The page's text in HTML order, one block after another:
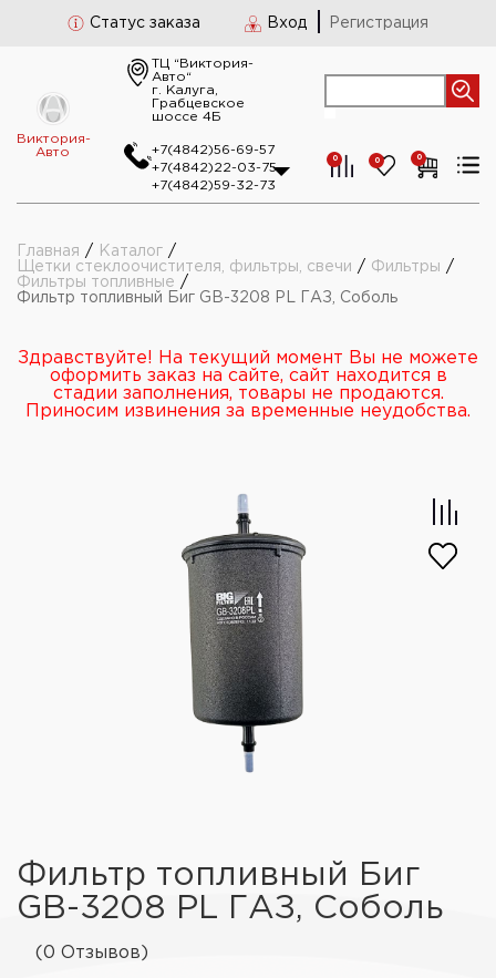
Статус заказа Вход Регистрация
Виктория-
Авто
ТЦ “Виктория-
Авто“
г. Калуга,
Грабцевское
шоссе 4Б
+7(4842)56-69-57
+7(4842)22-03-75
+7(4842)59-32-73
0 0 0
Главная / Каталог /
Щетки стеклоочистителя, фильтры, свечи / Фильтры /
Фильтры топливные /
Фильтр топливный Биг GB-3208 PL ГАЗ, Соболь
Здравствуйте! На текущий момент Вы не можете
оформить заказ на сайте, сайт находится в
стадии заполнения, товары не продаются.
Приносим извинения за временные неудобства.
Фильтр топливный Биг
GB-3208 PL ГАЗ, Соболь
(0 Отзывов)